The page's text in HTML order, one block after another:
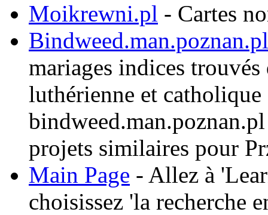
Moikrewni.pl - Cartes
Bindweed.man.poznan.pl
mariages indices trouvés
luthérienne et
projets similaires pour
Main Page - Allez à
choisissez 'la recherche